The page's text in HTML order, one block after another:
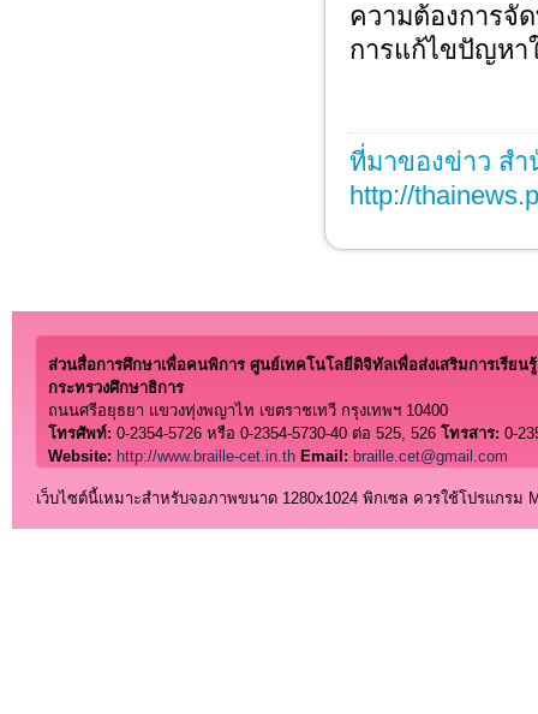
ความต้องการจั
การแก้ไขปัญหา
ที่มาของข่าว ส
http://
ส่วนสื่อการศึกษาเพื่อคนพิการ ศูนย์เทคโนโลยีดิจิทัลเพื่อส่งเสริมการเรียนรู้
กระทรวงศึกษาธิการ
ถนนศรีอยุธยา แขวงทุ่งพญาไท เขตราชเทวี กรุงเทพฯ 10400
โทรศัพท์: 0-2354-5726 หรือ 0-2354-5730-40 ต่อ 525, 526 โทรสาร: 0-
Website: http://www.braille-cet.in.th Email: braille.cet@gmail.com
เว็บไซต์นี้เหมาะสำหรับจอภาพขนาด 1280x1024 พิกเซล ควรใช้โปรแกรม